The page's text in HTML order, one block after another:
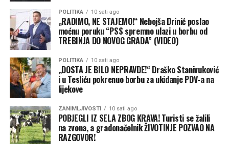
U prvom trenutku pomislio je da je riječ o nesporazumu,
a zatim je zaustavio automobil na prvom sigurnom
mjestu i nazvao suprugu.
Jelena je još uvijek bila na području graničnog prijelaza i
pokušavala saznati gdje je njen suprug.
„Mislila sam da se šali. Izašla sam na nekoliko minuta,
vratila se, a auta nema. Prvo sam pomislila da je samo
pomjerio vozilo naprijed. Onda sam shvatila da je
stvarno prešao granicu bez mene“, ispričala je kroz
smijeh.
POLITIKA 10 sati ago
„RADIMO, NE STAJEMO!“ Nebojša Drinić poslao
moćnu poruku “PSS spremno ulazi u borbu od
TREBINJA DO NOVOG GRADA” (VIDEO)
POLITIKA 10 sati ago
„DOSTA JE BILO NEPRAVDE!“ Draško Stanivuković
i u Tesliću pokrenuo borbu za ukidanje PDV-a na
lijekove
ZANIMLJIVOSTI 10 sati ago
POBJEGLI IZ SELA ZBOG KRAVA! Turisti se žalili
na zvona, a gradonačelnik ŽIVOTINJE POZVAO NA
RAZGOVOR!